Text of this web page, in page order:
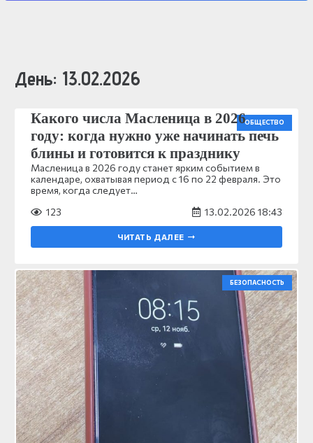
День: 13.02.2026
ОБЩЕСТВО
Какого числа Масленица в 2026
году: когда нужно уже начинать печь
блины и готовится к празднику
Масленица в 2026 году станет ярким событием в
календаре, охватывая период с 16 по 22 февраля. Это
время, когда следует…
123
13.02.2026 18:43
ЧИТАТЬ ДАЛЕЕ
БЕЗОПАСНОСТЬ